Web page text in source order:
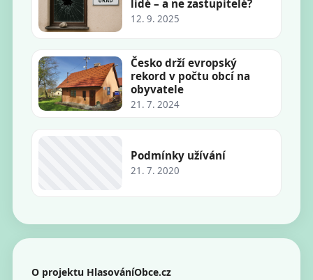
lidé – a ne zastupitelé?
12. 9. 2025
Česko drží evropský
rekord v počtu obcí na
obyvatele
21. 7. 2024
Podmínky užívání
21. 7. 2020
O projektu HlasováníObce.cz